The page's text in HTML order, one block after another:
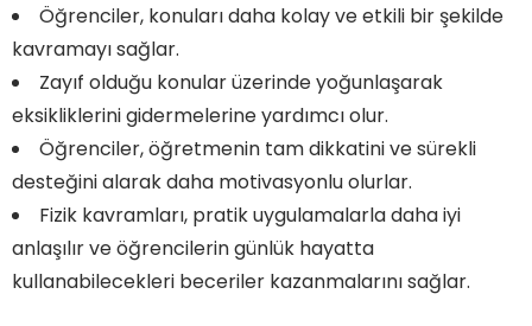
Öğrenciler, konuları daha kolay ve etkili bir şekilde
kavramayı sağlar.
Zayıf olduğu konular üzerinde yoğunlaşarak
eksikliklerini gidermelerine yardımcı olur.
Öğrenciler, öğretmenin tam dikkatini ve sürekli
desteğini alarak daha motivasyonlu olurlar.
Fizik kavramları, pratik uygulamalarla daha iyi
anlaşılır ve öğrencilerin günlük hayatta
kullanabilecekleri beceriler kazanmalarını sağlar.